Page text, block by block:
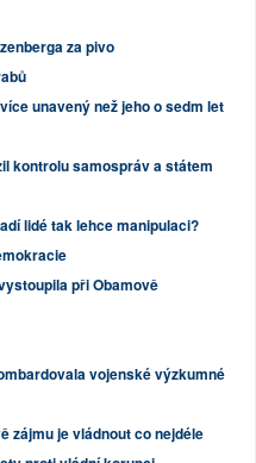
za pivo
více unavený než jeho o sedm let
kontrolu samospráv a státem
lidé tak lehce manipulaci?
při Obamově
vojenské výzkumné
zájmu je vládnout co nejdéle